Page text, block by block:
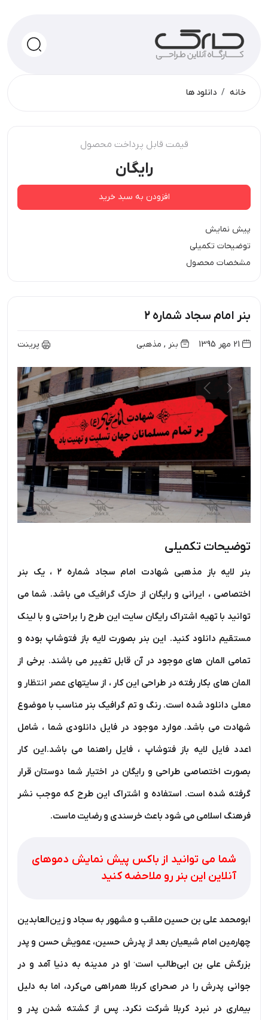
خانه دانلود ها
قیمت قابل پرداخت محصول
رایگان
افزودن به سبد خرید
پیش نمایش
توضیحات تکمیلی
مشخصات محصول
بنر امام سجاد شماره 2
بنر , مذهبی پرینت
توضیحات تکمیلی
بنر لایه باز مذهبی شهادت امام سجاد شماره ۲ ، یک بنر
اختصاصی ، ایرانی و رایگان از حارک گرافیک می باشد. شما می
توانید با تهیه اشتراک رایگان سایت این طرح را براحتی و با لینک
مستقیم دانلود کنید. این بنر بصورت لایه باز فتوشاپ بوده و
تمامی المان های موجود در آن قابل تغییر می باشند. برخی از
المان های بکار رفته در طراحی این کار ، از سایتهای عصر انتظار و
معلی دانلود شده است. رنگ و تم گرافیک بنر مناسب با موضوع
شهادت می باشد. موارد موجود در فایل دانلودی شما ، شامل
۱عدد فایل لایه باز فتوشاپ ، فایل راهنما می باشد.این کار
بصورت اختصاصی طراحی و رایگان در اختیار شما دوستان قرار
گرفته شده است. استفاده و اشتراک این طرح که موجب نشر
فرهنگ اسلامی می شود باعث خرسندی و رضایت ماست.
شما می توانید از باکس پیش نمایش دموهای
آنلاین این بنر رو ملاحضه کنید
ابومحمد علی بن حسین ملقب و مشهور به سجاد و زین‌العابدین
چهارمین امام شیعیان بعد از پدرش حسین، عمویش حسن و پدر
بزرگش علی بن ابی‌طالب است. او در مدینه به دنیا آمد و در
جوانی پدرش را در صحرای کربلا همراهی می‌کرد، اما به دلیل
بیماری در نبرد کربلا شرکت نکرد. پس از کشته شدن پدر و